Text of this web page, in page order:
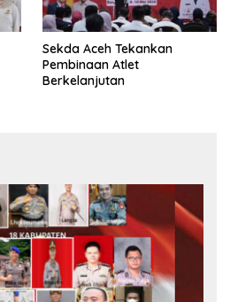
Sekda Aceh Tekankan
Pembinaan Atlet
Berkelanjutan